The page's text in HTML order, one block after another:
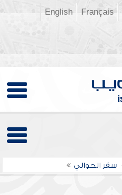
Français
English
سفر الحوالي